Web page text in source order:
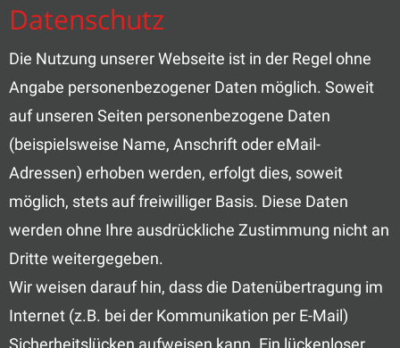
Datenschutz
Die Nutzung unserer Webseite ist in der Regel ohne
Angabe personenbezogener Daten möglich. Soweit
auf unseren Seiten personenbezogene Daten
(beispielsweise Name, Anschrift oder eMail-
Adressen) erhoben werden, erfolgt dies, soweit
möglich, stets auf freiwilliger Basis. Diese Daten
werden ohne Ihre ausdrückliche Zustimmung nicht an
Dritte weitergegeben.
Wir weisen darauf hin, dass die Datenübertragung im
Internet (z.B. bei der Kommunikation per E-Mail)
Sicherheitslücken aufweisen kann. Ein lückenloser